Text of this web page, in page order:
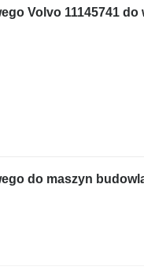
Volvo 11145741
do maszyn